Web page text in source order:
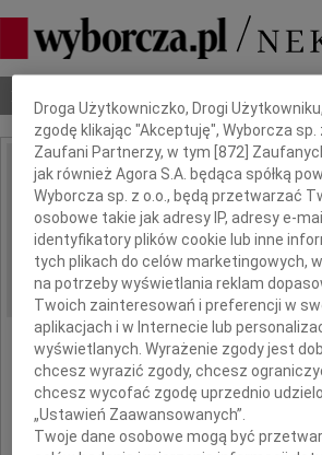
IMIĘ I NAZWISKO: Czesław
REGION: Warszawa
DATA EMISJI: 30.03.2011
W dniu 26
Pan Bóg
opatrzonego
Dbamy o Twoją prywatność
Droga Użytkowniczko, Drogi
zgodę klikając "Akceptuję", Wyborcza sp.
Zaufani Partnerzy, w tym [872 ]
jak również Agora S.A. będąca spółką
Wyborcza sp. z o.o., będą przetwarzać
osobowe takie jak adresy IP, adresy e-
identyfikatory plików cookie lub inne
tych plikach do celów marketingowych,
na potrzeby wyświetlania reklam
Twoich zainteresowań i preferencji w
aplikacjach i w Internecie lub
wyświetlanych. Wyrażenie zgody jest
chcesz wyrazić zgody, chcesz
chcesz wycofać zgodę uprzednio
„Ustawień Zaawansowanych”.
Twoje dane osobowe mogą być